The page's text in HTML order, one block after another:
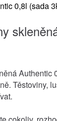
0,8l (sada
Authentic
Těstoviny,